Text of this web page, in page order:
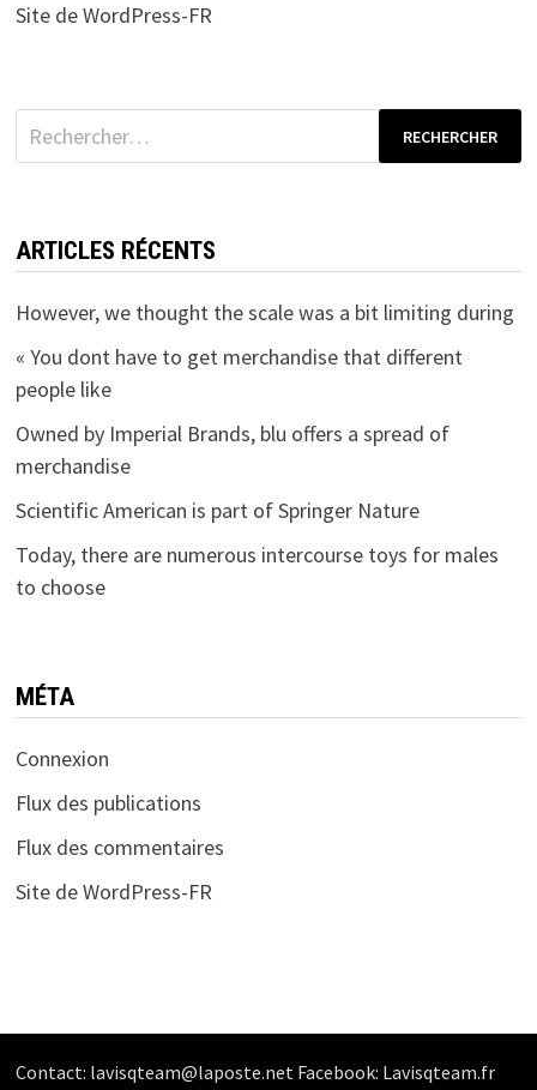
Site de WordPress-FR
Rechercher :
ARTICLES RÉCENTS
However, we thought the scale was a bit limiting during
« You dont have to get merchandise that different
people like
Owned by Imperial Brands, blu offers a spread of
merchandise
Scientific American is part of Springer Nature
Today, there are numerous intercourse toys for males
to choose
MÉTA
Connexion
Flux des publications
Flux des commentaires
Site de WordPress-FR
Contact: lavisqteam@laposte.net Facebook: Lavisqteam.fr